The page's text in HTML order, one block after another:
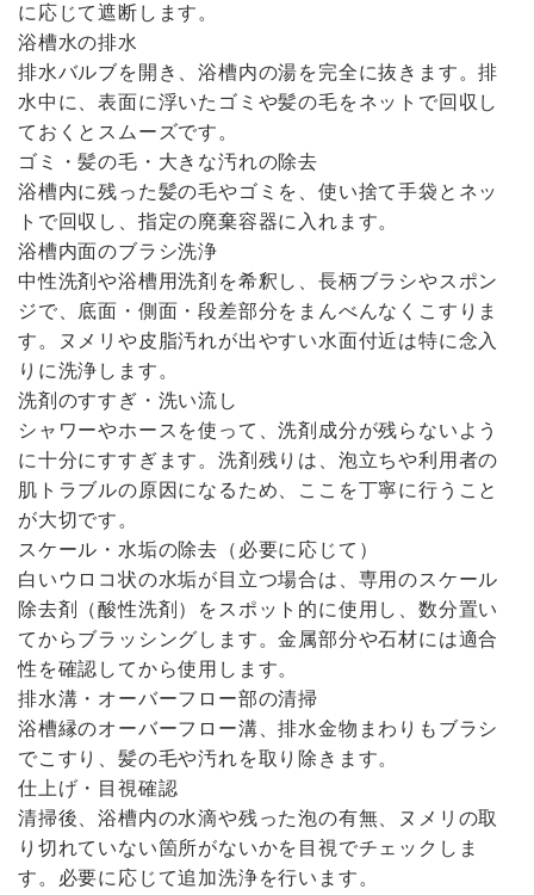
に応じて遮断します。
浴槽水の排水
排水バルブを開き、浴槽内の湯を完全に抜きます。排
水中に、表面に浮いたゴミや髪の毛をネットで回収し
ておくとスムーズです。
ゴミ・髪の毛・大きな汚れの除去
浴槽内に残った髪の毛やゴミを、使い捨て手袋とネッ
トで回収し、指定の廃棄容器に入れます。
浴槽内面のブラシ洗浄
中性洗剤や浴槽用洗剤を希釈し、長柄ブラシやスポン
ジで、底面・側面・段差部分をまんべんなくこすりま
す。ヌメリや皮脂汚れが出やすい水面付近は特に念入
りに洗浄します。
洗剤のすすぎ・洗い流し
シャワーやホースを使って、洗剤成分が残らないよう
に十分にすすぎます。洗剤残りは、泡立ちや利用者の
肌トラブルの原因になるため、ここを丁寧に行うこと
が大切です。
スケール・水垢の除去（必要に応じて）
白いウロコ状の水垢が目立つ場合は、専用のスケール
除去剤（酸性洗剤）をスポット的に使用し、数分置い
てからブラッシングします。金属部分や石材には適合
性を確認してから使用します。
排水溝・オーバーフロー部の清掃
浴槽縁のオーバーフロー溝、排水金物まわりもブラシ
でこすり、髪の毛や汚れを取り除きます。
仕上げ・目視確認
清掃後、浴槽内の水滴や残った泡の有無、ヌメリの取
り切れていない箇所がないかを目視でチェックしま
す。必要に応じて追加洗浄を行います。